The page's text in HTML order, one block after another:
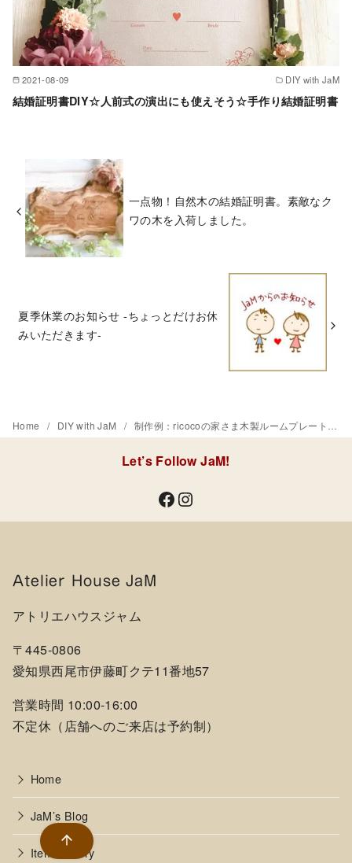
2021-08-09 DIY with JaM
結婚証明書DIY☆人前式の演出にも使えそう☆手作り結婚証明書
一点物！自然木の結婚証明書。素敵なク
ワの木を入荷しました。
夏季休業のお知らせ -ちょっとだけお休
みいただきます-
Home DIY with JaM 制作例：ricocoの家さま木製ルームプレート-西尾市の産前産後ケアハウス-
Let’s Follow JaM!
Facebook Instagram
Atelier House JaM
アトリエハウスジャム
〒445-0806
愛知県西尾市伊藤町クテ11番地57
営業時間 10:00-16:00
不定休（店舗へのご来店は予約制）
Home
JaM’s Blog
Item Gallery